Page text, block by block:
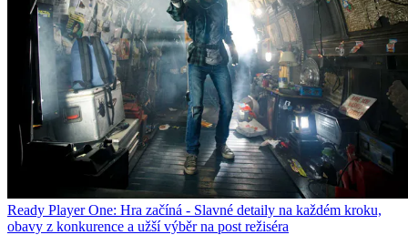
Ready Player One: Hra začíná - Slavné detaily na každém kroku,
obavy z konkurence a užší výběr na post režiséra